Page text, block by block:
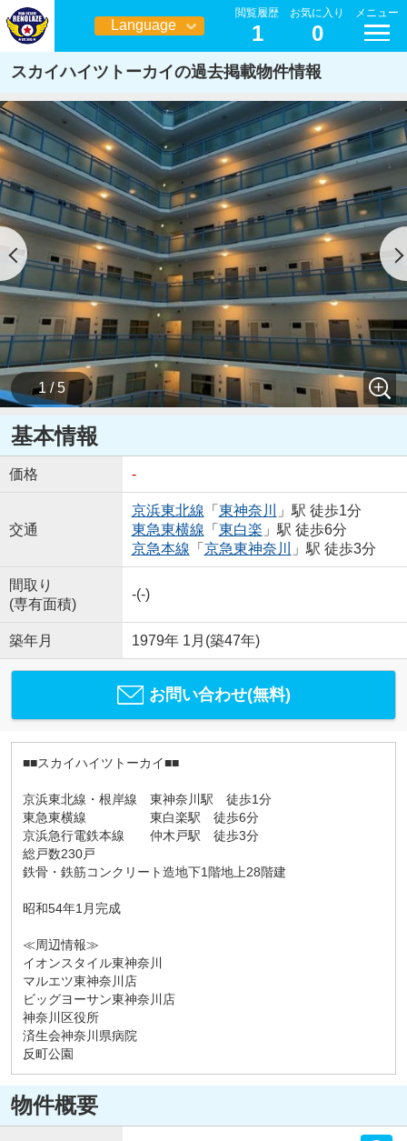
Language
日本語
閲覧履歴
1
お気に入り
0
メニュー
スカイハイツトーカイの過去掲載物件情報
1 / 5
基本情報
価格 -
交通
京浜東北線 「 東神奈川
」駅 徒歩1分
東急東横線 「 東白楽 」駅 徒歩6分
京急本線 「 京急東神奈川 」駅 徒歩3分
間取り
(専有面積)
-(-)
築年月 1979年 1月(築47年)
お問い合わせ(無料)
■■スカイハイツトーカイ■■
京浜東北線・根岸線 東神奈川駅 徒歩1分
東急東横線 東白楽駅 徒歩6分
京浜急行電鉄本線 仲木戸駅 徒歩3分
総戸数230戸
鉄骨・鉄筋コンクリート造地下1階地上28階建
昭和54年1月完成
≪周辺情報≫
イオンスタイル東神奈川
マルエツ東神奈川店
ビッグヨーサン東神奈川店
神奈川区役所
済生会神奈川県病院
反町公園
物件概要